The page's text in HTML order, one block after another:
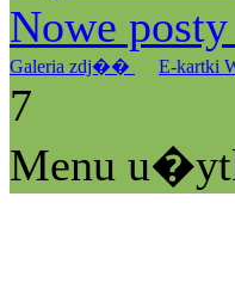
Nowe posty
Galeria zdj�� E-kartki
7
Menu